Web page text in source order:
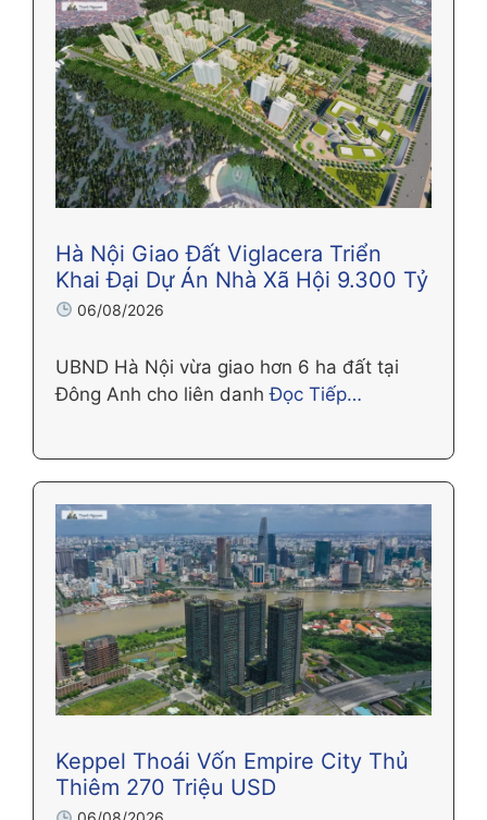
Hà Nội Giao Đất Viglacera Triển
Khai Đại Dự Án Nhà Xã Hội 9.300 Tỷ
06/08/2026
UBND Hà Nội vừa giao hơn 6 ha đất tại
Đông Anh cho liên danh Đọc Tiếp…
Keppel Thoái Vốn Empire City Thủ
Thiêm 270 Triệu USD